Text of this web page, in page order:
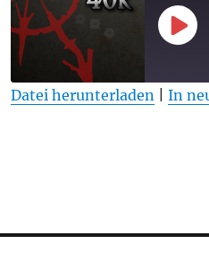
Datei herunterladen| In